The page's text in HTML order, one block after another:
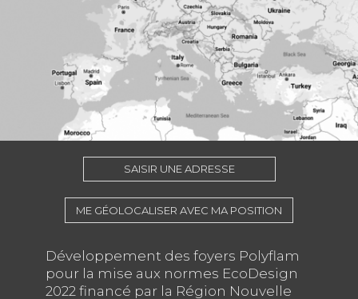
SAISIR UNE ADRESSE
ME GÉOLOCALISER AVEC MA POSITION
Développement des foyers Polyflam
pour la mise aux normes EcoDesign
2022 financé par la Région Nouvelle